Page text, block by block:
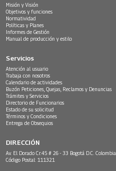
Misión y Visión
Objetivos y funciones
Normatividad
Políticas y Planes
Informes de Gestión
Manual de producción y estilo
Servicios
Atención al usuario
Trabaja con nosotros
Calendario de actividades
Buzón Peticiones, Quejas, Reclamos y Denuncias
Trámites y Servicios
Directorio de Funcionarios
Estado de su solicitud
Términos y Condiciones
Entrega de Obsequios
DIRECCIÓN
Av. El Dorado Cr.45 # 26 - 33 Bogotá D.C. Colombia.
Código Postal: 111321